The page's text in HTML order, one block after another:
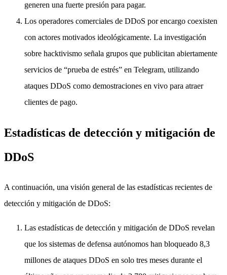
generen una fuerte presión para pagar.
Los operadores comerciales de DDoS por encargo coexisten
con actores motivados ideológicamente. La investigación
sobre hacktivismo señala grupos que publicitan abiertamente
servicios de “prueba de estrés” en Telegram, utilizando
ataques DDoS como demostraciones en vivo para atraer
clientes de pago.
Estadísticas de detección y mitigación de
DDoS
A continuación, una visión general de las estadísticas recientes de
detección y mitigación de DDoS:
Las estadísticas de detección y mitigación de DDoS revelan
que los sistemas de defensa autónomos han bloqueado 8,3
millones de ataques DDoS en solo tres meses durante el